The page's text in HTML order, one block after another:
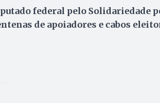
federal pelo Solidariedade
de apoiadores e cabos